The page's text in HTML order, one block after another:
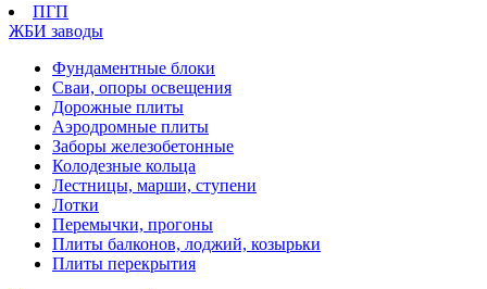
ПГП
ЖБИ заводы
Фундаментные блоки
Сваи, опоры освещения
Дорожные плиты
Аэродромные плиты
Заборы железобетонные
Колодезные кольца
Лестницы, марши, ступени
Лотки
Перемычки, прогоны
Плиты балконов, лоджий, козырьки
Плиты перекрытия